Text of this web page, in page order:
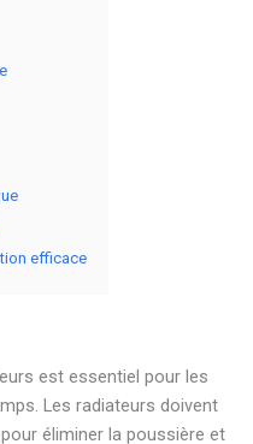
efficace
est essentiel pour les
Les radiateurs doivent
éliminer la poussière et